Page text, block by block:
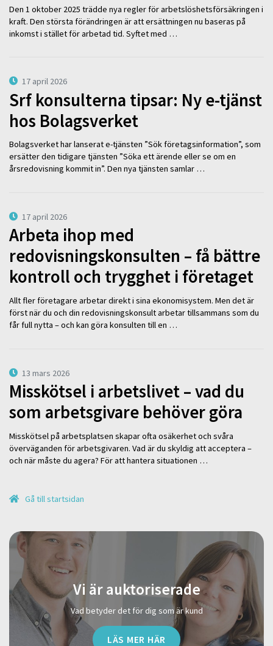
Den 1 oktober 2025 trädde nya regler för arbetslöshetsförsäkringen i
kraft. Den största förändringen är att ersättningen nu baseras på
inkomst i stället för arbetad tid. Syftet med …
17 april 2026
Srf konsulterna tipsar: Ny e-tjänst
hos Bolagsverket
Bolagsverket har lanserat e-tjänsten ”Sök företagsinformation”, som
ersätter den tidigare tjänsten ”Söka ett ärende eller se om en
årsredovisning kommit in”. Den nya tjänsten samlar …
17 april 2026
Arbeta ihop med
redovisningskonsulten – få bättre
kontroll och trygghet i företaget
Allt fler företagare arbetar direkt i sina ekonomisystem. Men det är
först när du och din redovisningskonsult arbetar tillsammans som du
får full nytta – och kan göra konsulten till en …
13 mars 2026
Misskötsel i arbetslivet – vad du
som arbetsgivare behöver göra
Misskötsel på arbetsplatsen skapar ofta osäkerhet och svåra
överväganden för arbetsgivaren. Vad är du skyldig att acceptera –
och när måste du agera? För att hantera situationen …
Gå till startsidan
Vi är auktoriserade
Vad betyder det för dig som är kund
LÄS MER HÄR